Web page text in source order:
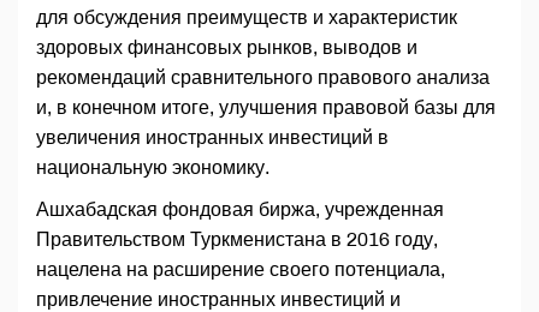
для обсуждения преимуществ и характеристик
здоровых финансовых рынков, выводов и
рекомендаций сравнительного правового анализа
и, в конечном итоге, улучшения правовой базы для
увеличения иностранных инвестиций в
национальную экономику.
Ашхабадская фондовая биржа, учрежденная
Правительством Туркменистана в 2016 году,
нацелена на расширение своего потенциала,
привлечение иностранных инвестиций и